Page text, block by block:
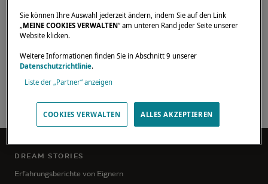
#1 Port Street East,
Mississauga, L5G 4N1,
Canada
(905) 891-0191
Official website
DREAM STORIES
Erfahrungsberichte von Eignern
Sie können Ihre Auswahl jederzeit ändern, indem Sie auf den Link
„MEINE COOKIES VERWALTEN“ am unteren Rand jeder Seite unserer
Website klicken.
Weitere Informationen finden Sie in Abschnitt 9 unserer
Datenschutzrichtlinie.
Liste der „Partner“ anzeigen
COOKIES VERWALTEN ALLES AKZEPTIEREN